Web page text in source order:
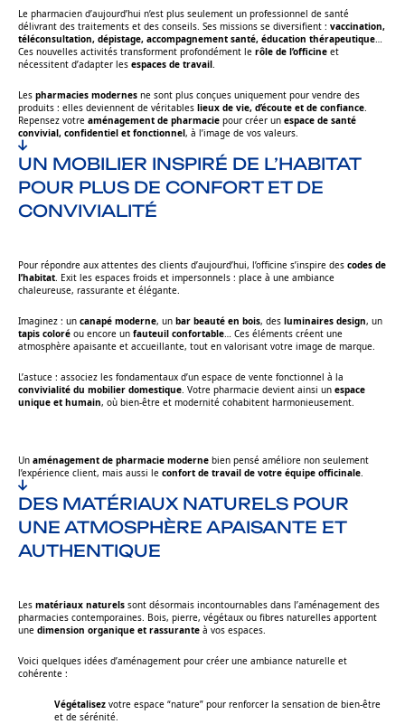
Le pharmacien d’aujourd’hui n’est plus seulement un professionnel de santé
délivrant des traitements et des conseils. Ses missions se diversifient : vaccination,
téléconsultation, dépistage, accompagnement santé, éducation thérapeutique…
Ces nouvelles activités transforment profondément le rôle de l’officine et
nécessitent d’adapter les espaces de travail.
Les pharmacies modernes ne sont plus conçues uniquement pour vendre des
produits : elles deviennent de véritables lieux de vie, d’écoute et de confiance.
Repensez votre aménagement de pharmacie pour créer un espace de santé
convivial, confidentiel et fonctionnel, à l’image de vos valeurs.
UN MOBILIER INSPIRÉ DE L’HABITAT
POUR PLUS DE CONFORT ET DE
CONVIVIALITÉ
Pour répondre aux attentes des clients d’aujourd’hui, l’officine s’inspire des codes de
l’habitat. Exit les espaces froids et impersonnels : place à une ambiance
chaleureuse, rassurante et élégante.
Imaginez : un canapé moderne, un bar beauté en bois, des luminaires design, un
tapis coloré ou encore un fauteuil confortable… Ces éléments créent une
atmosphère apaisante et accueillante, tout en valorisant votre image de marque.
L’astuce : associez les fondamentaux d’un espace de vente fonctionnel à la
convivialité du mobilier domestique. Votre pharmacie devient ainsi un espace
unique et humain, où bien-être et modernité cohabitent harmonieusement.
Un aménagement de pharmacie moderne bien pensé améliore non seulement
l’expérience client, mais aussi le confort de travail de votre équipe officinale.
DES MATÉRIAUX NATURELS POUR
UNE ATMOSPHÈRE APAISANTE ET
AUTHENTIQUE
Les matériaux naturels sont désormais incontournables dans l’aménagement des
pharmacies contemporaines. Bois, pierre, végétaux ou fibres naturelles apportent
une dimension organique et rassurante à vos espaces.
Voici quelques idées d’aménagement pour créer une ambiance naturelle et
cohérente :
Végétalisez votre espace “nature” pour renforcer la sensation de bien-être
et de sérénité.